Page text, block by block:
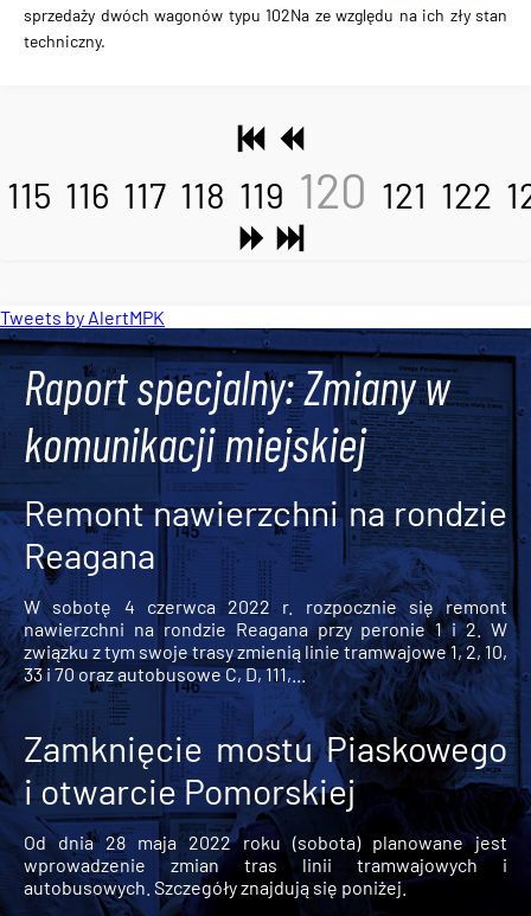
sprzedaży dwóch wagonów typu 102Na ze względu na ich zły stan
techniczny.
115 116 117 118 119 120 121 122
Tweets by AlertMPK
Raport specjalny: Zmiany w
komunikacji miejskiej
Remont nawierzchni na rondzie
Reagana
W sobotę 4 czerwca 2022 r. rozpocznie się remont
nawierzchni na rondzie Reagana przy peronie 1 i 2. W
związku z tym swoje trasy zmienią linie tramwajowe 1, 2, 10,
33 i 70 oraz autobusowe C, D, 111,...
Zamknięcie mostu Piaskowego
i otwarcie Pomorskiej
Od dnia 28 maja 2022 roku (sobota) planowane jest
wprowadzenie zmian tras linii tramwajowych i
autobusowych. Szczegóły znajdują się poniżej.